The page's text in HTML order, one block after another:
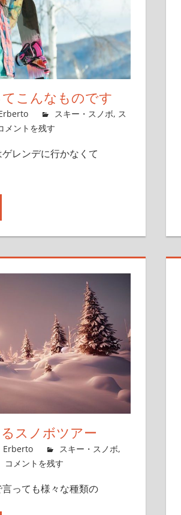
こんなものです
スキー・スノボ, ス
メントを残す
レンデに行かなくて
スノボツアー
Erberto スキー・スノボ,
コメントを残す
っても様々な種類の